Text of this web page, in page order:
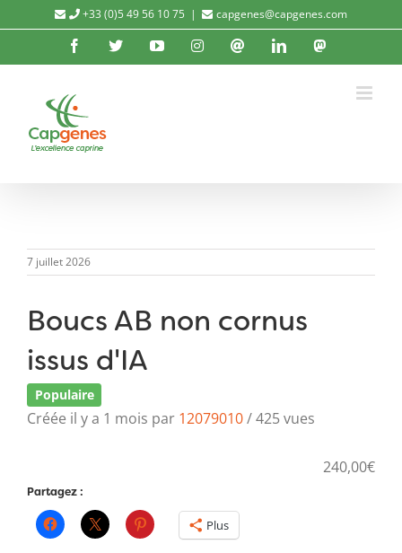
au
contenu
+33 (0)5 49 56 10 75 | capgenes@capgenes.com
Facebook
X YouTubeInstagram
ThreadsLinkedIn
7 juillet 2026
Boucs AB non cornus
issus d'IA
Populaire
Créée il y a 1 mois par 12079010/ 425 vues
240,00€
Partagez :
Plus